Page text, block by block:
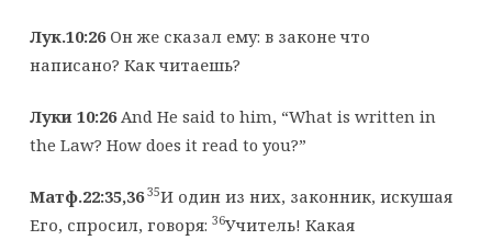
Лук.10:26Он же сказал ему: в законе что
написано? Как читаешь?
Луки 10:26And He said to him, “What is written in
the Law? How does it read to you?”
Матф.22:35,3635И один из них, законник, искушая
Его, спросил, говоря: 36Учитель! Какая